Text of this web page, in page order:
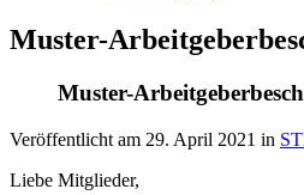
Muster-
Muster-
Veröffentlicht am 29. April 2021 in
Liebe Mitglieder,